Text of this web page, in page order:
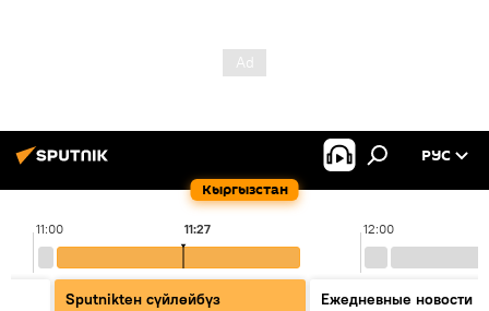
Кыргызстан
РУС
11:00 12:00
11:27
Sputnikteн сүйлөйбүз
Ежедневные новости